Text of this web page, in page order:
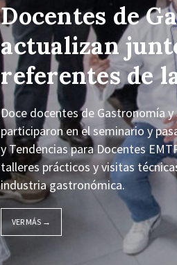
Docentes de
actualizan
referentes de
Doce docentes de Gastronomía
participaron en el seminario y
y Tendencias para Docentes
talleres prácticos y visitas
industria gastronómica.
VER MÁS →